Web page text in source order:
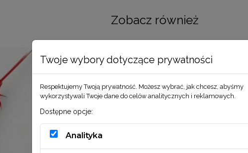
Zobacz również
Twoje wybory dotyczące prywatności
Respektujemy Twoją prywatność. Możesz wybrać, jak chcesz, abyśmy
wykorzystywali Twoje dane do celów analitycznych i reklamowych.
Dostępne opcje:
Analityka